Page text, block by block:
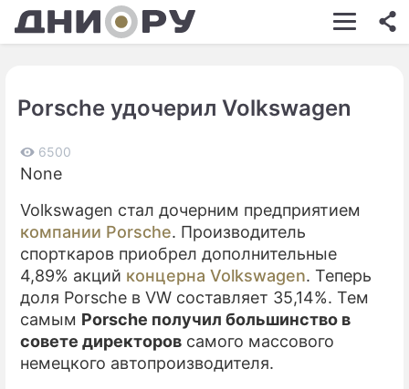
ШОУ-БИЗНЕС
КИНО
ЭКОНОМИКА
ПРОИСШЕСТВИЯ
СОННИК
СТИЛЬ ЖИЗНИ
СЕРИАЛЫ
Porsche удочерил Volkswagen
6500
None
Volkswagen стал дочерним предприятием
компании Porsche. Производитель
спорткаров приобрел дополнительные
4,89% акций концерна Volkswagen. Теперь
доля Porsche в VW составляет 35,14%. Тем
самым Porsche получил большинство в
совете директоров самого массового
немецкого автопроизводителя.